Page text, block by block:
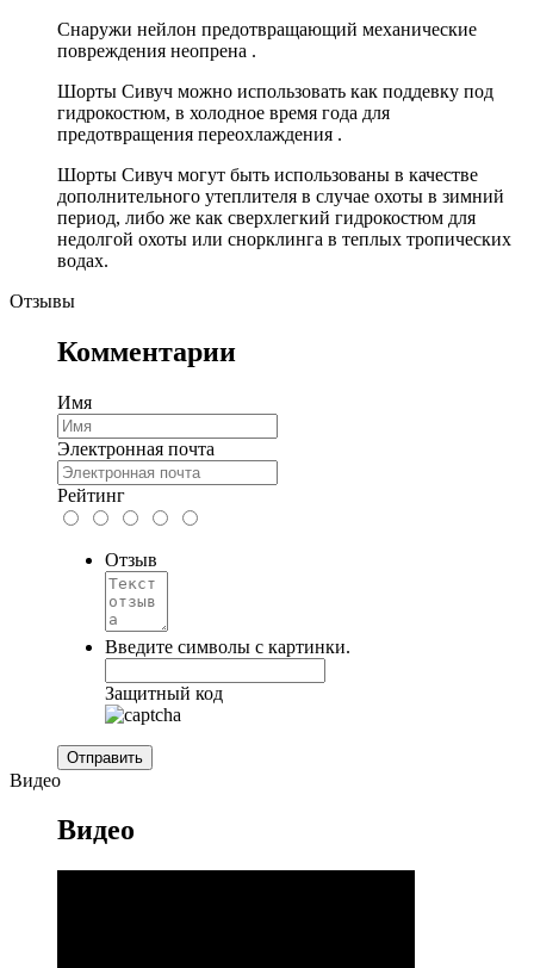
Снаружи нейлон предотвращающий механические
повреждения неопрена .
Шорты Сивуч можно использовать как поддевку под
гидрокостюм, в холодное время года для
предотвращения переохлаждения .
Шорты Сивуч могут быть использованы в качестве
дополнительного утеплителя в случае охоты в зимний
период, либо же как сверхлегкий гидрокостюм для
недолгой охоты или снорклинга в теплых тропических
водах.
Отзывы
Комментарии
Имя
Электронная почта
Рейтинг
Отзыв
Введите символы с картинки.
Защитный код
Видео
Видео